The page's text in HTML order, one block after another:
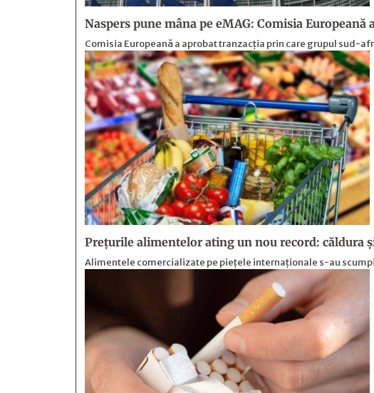
Naspers pune mâna pe eMAG: Comisia
Comisia Europeană a aprobat tranzacția prin care grupul sud-
Prețurile alimentelor ating un nou record: căldura
Alimentele comercializate pe piețele internaționale s-au